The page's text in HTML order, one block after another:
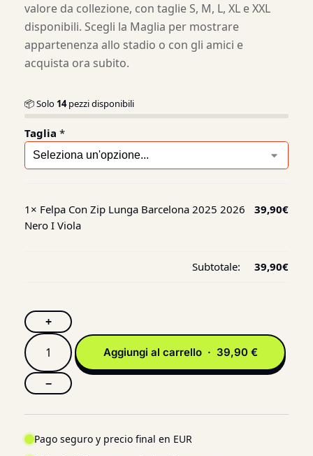
valore da collezione, con taglie S, M, L, XL e XXL
disponibili. Scegli la Maglia per mostrare
appartenenza allo stadio o con gli amici e
acquista ora subito.
📦 Solo 14pezzi disponibili
Taglia *
1× Felpa Con Zip Lunga Barcelona 2025 2026
Nero I Viola
39,90€
Subtotale: 39,90€
+
−
Aggiungi al carrello · 39,90 €
Pago seguro y precio final en EUR